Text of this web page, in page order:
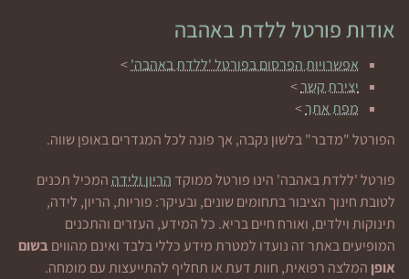
אודות פורטל ללדת באהבה
אפשרויות הפרסום בפורטל 'ללדת באהבה'>
יצירת קשר>
מפת אתר>
הפורטל "מדבר" בלשון נקבה, אך פונה לכל המגדרים באופן שווה.
פורטל 'ללדת באהבה' הינו פורטל ממוקד הריון ולידההמכיל תכנים
לטובת חינוך הציבור בתחומים שונים, ובעיקר: פוריות, הריון, לידה,
תינוקות וילדים, ואורח חיים בריא. כל המידע, העזרים והתכנים
המופיעים באתר זה נועדו למטרת מידע כללי בלבד ואינם מהוויםבשום
אופן המלצה רפואית, חוות דעת או תחליף להתייעצות עם מומחה.